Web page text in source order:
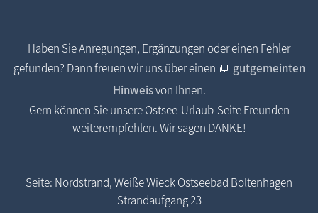
Haben Sie Anregungen, Ergänzungen oder einen Fehler
gefunden? Dann freuen wir uns über einen
gutgemeinten
Hinweisvon Ihnen.
Gern können Sie unsere Ostsee-Urlaub-Seite Freunden
weiterempfehlen. Wir sagen DANKE!
Seite: Nordstrand, Weiße Wieck Ostseebad Boltenhagen
Strandaufgang 23